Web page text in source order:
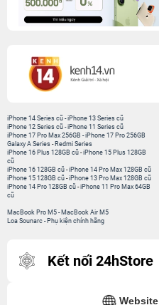
iPhone 14 Series cũ -iPhone 13 Series cũ
iPhone 12 Series cũ -iPhone 11 Series cũ
iPhone 17 Pro Max 256GB -iPhone 17 Pro 256GB
Galaxy A Series - Redmi Series
iPhone 16 Plus 128GB cũ -iPhone 15 Plus 128GB
cũ
iPhone 16 128GB cũ -iPhone 14 Pro Max 128GB cũ
iPhone 15 128GB cũ -iPhone 13 Pro Max 128GB cũ
iPhone 14 Pro 128GB cũ -iPhone 11 Pro Max 64GB
cũ
MacBook Pro M5 - MacBook Air M5
Loa Sounarc - Phụ kiện chính hãng
Kết nối 24hStore